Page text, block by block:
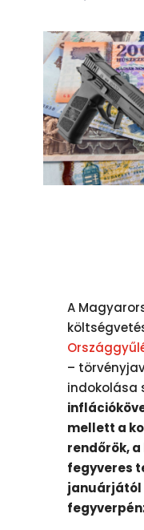
A
–
indokolása
mellett a
rendőrök, a
fegyveres
januárjától